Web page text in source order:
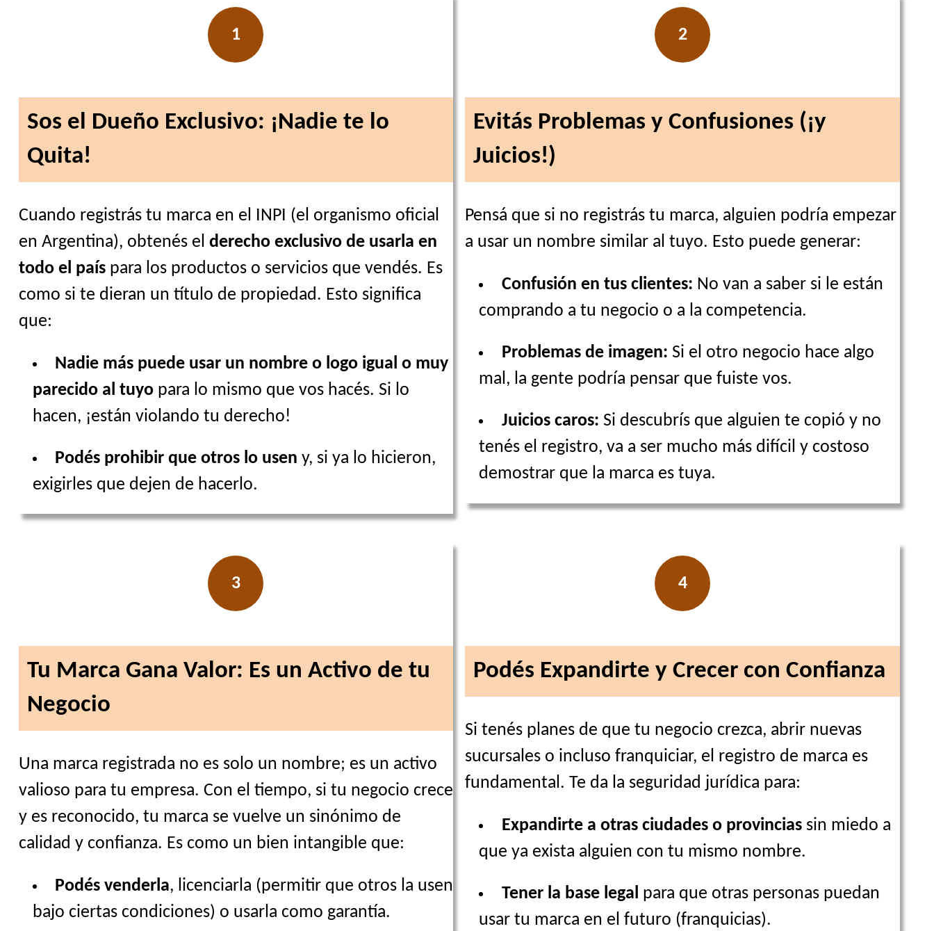
1
Sos el Dueño Exclusivo: ¡Nadie te lo
Quita!
Cuando registrás tu marca en el INPI (el organismo oficial
en Argentina), obtenés el derecho exclusivo de usarla en
todo el paíspara los productos o servicios que vendés. Es
como si te dieran un título de propiedad. Esto significa
que:
Nadie más puede usar un nombre o logo igual o muy
parecido al tuyopara lo mismo que vos hacés. Si lo
hacen, ¡están violando tu derecho!
Podés prohibir que otros lo usen y, si ya lo hicieron,
exigirles que dejen de hacerlo.
2
Evitás Problemas y Confusiones (¡y
Juicios!)
Pensá que si no registrás tu marca, alguien podría empezar
a usar un nombre similar al tuyo. Esto puede generar:
Confusión en tus clientes: No van a saber si le están
comprando a tu negocio o a la competencia.
Problemas de imagen: Si el otro negocio hace algo
mal, la gente podría pensar que fuiste vos.
Juicios caros: Si descubrís que alguien te copió y no
tenés el registro, va a ser mucho más difícil y costoso
demostrar que la marca es tuya.
3
Tu Marca Gana Valor: Es un Activo de tu
Negocio
Una marca registrada no es solo un nombre; es un activo
valioso para tu empresa. Con el tiempo, si tu negocio crece
y es reconocido, tu marca se vuelve un sinónimo de
calidad y confianza. Es como un bien intangible que:
Podés venderla, licenciarla (permitir que otros la usen
bajo ciertas condiciones) o usarla como garantía.
4
Podés Expandirte y Crecer con Confianza
Si tenés planes de que tu negocio crezca, abrir nuevas
sucursales o incluso franquiciar, el registro de marca es
fundamental. Te da la seguridad jurídica para:
Expandirte a otras ciudades o provincias sin miedo a
que ya exista alguien con tu mismo nombre.
Tener la base legal para que otras personas puedan
usar tu marca en el futuro (franquicias).